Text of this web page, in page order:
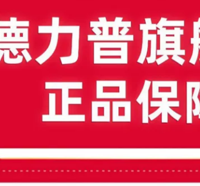
trứng cuộn hợp kim
nhôm ghế gấp gọn
bàn ghế gấp gọn
374,000
Ghế gấp ngoài trời,
nhẹ di động, ghế
câu cá cắm trại, ghế
thư giãn dã ngoại,
cắm trại Maza nhỏ
ghế gấp gọn ghế
cao gấp gọn
Ngoài Trời Di Động
Gian Hàng Cắm Trại
Giải Trí Dã Ngoại